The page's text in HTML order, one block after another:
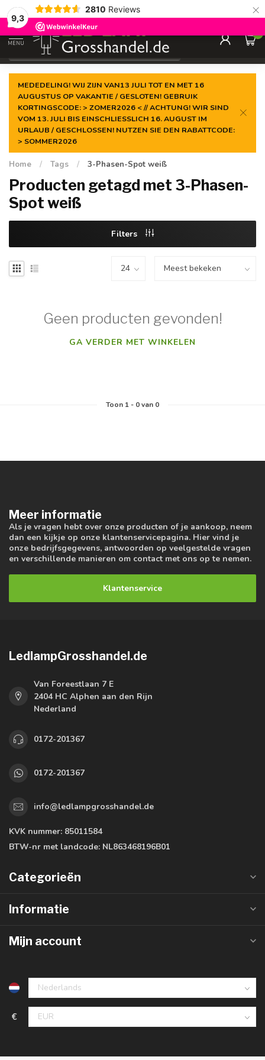
9,3
2810 Reviews ×
Gegarandeerde delaagste prijs
MENU
0
MEDEDELING! WIJ ZIJN VAN13 JULI TOT EN MET 16
AUGUSTUS OP VAKANTIE / GESLOTEN! GEBRUIK
KORTINGSCODE: > ZOMER2026 < // ACHTUNG! WIR SIND
VOM 13. JULI BIS EINSCHLIESSLICH 16. AUGUST IM
URLAUB / GESCHLOSSEN! NUTZEN SIE DEN RABATTCODE:
> SOMMER2026
Home / Tags / 3-Phasen-Spot weiß
Producten getagd met 3-Phasen-
Spot weiß
Filters
Geen producten gevonden!
GA VERDER MET WINKELEN
Toon 1- 0van 0
Meer informatie
Als je vragen hebt over onze producten of je aankoop, neem
dan een kijkje op onze klantenservicepagina. Hier vind je
onze bedrijfsgegevens, antwoorden op veelgestelde vragen
en verschillende manieren om contact met ons op te nemen.
Klantenservice
LedlampGrosshandel.de
Van Foreestlaan 7 E
2404 HC Alphen aan den Rijn
Nederland
0172-201367
0172-201367
info@ledlampgrosshandel.de
KVK nummer: 85011584
BTW-nr met landcode: NL863468196B01
Categorieën
Informatie
Mijn account
€